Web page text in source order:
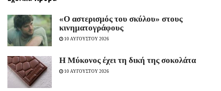
«Ο αστερισμός του σκύλου» στους
κινηματογράφους
10 ΑΥΓΟΥΣΤΟΥ 2026
Η Μύκονος έχει τη δική της σοκολάτα
10 ΑΥΓΟΥΣΤΟΥ 2026